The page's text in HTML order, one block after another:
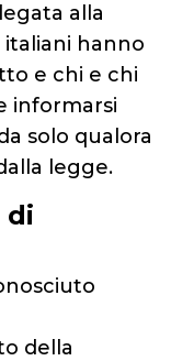
alla
hanno
e chi e chi
informarsi
solo qualora
legge.
di
della